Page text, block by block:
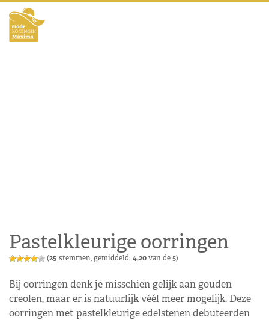
Pastelkleurige oorringen
(25 stemmen, gemiddeld: 4,20van de 5)
Bij oorringen denk je misschien gelijk aan gouden
creolen, maar er is natuurlijk véél meer mogelijk. Deze
oorringen met pastelkleurige edelstenen debuteerden